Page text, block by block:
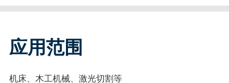
应用范围
机床、木工机械、激光切割等